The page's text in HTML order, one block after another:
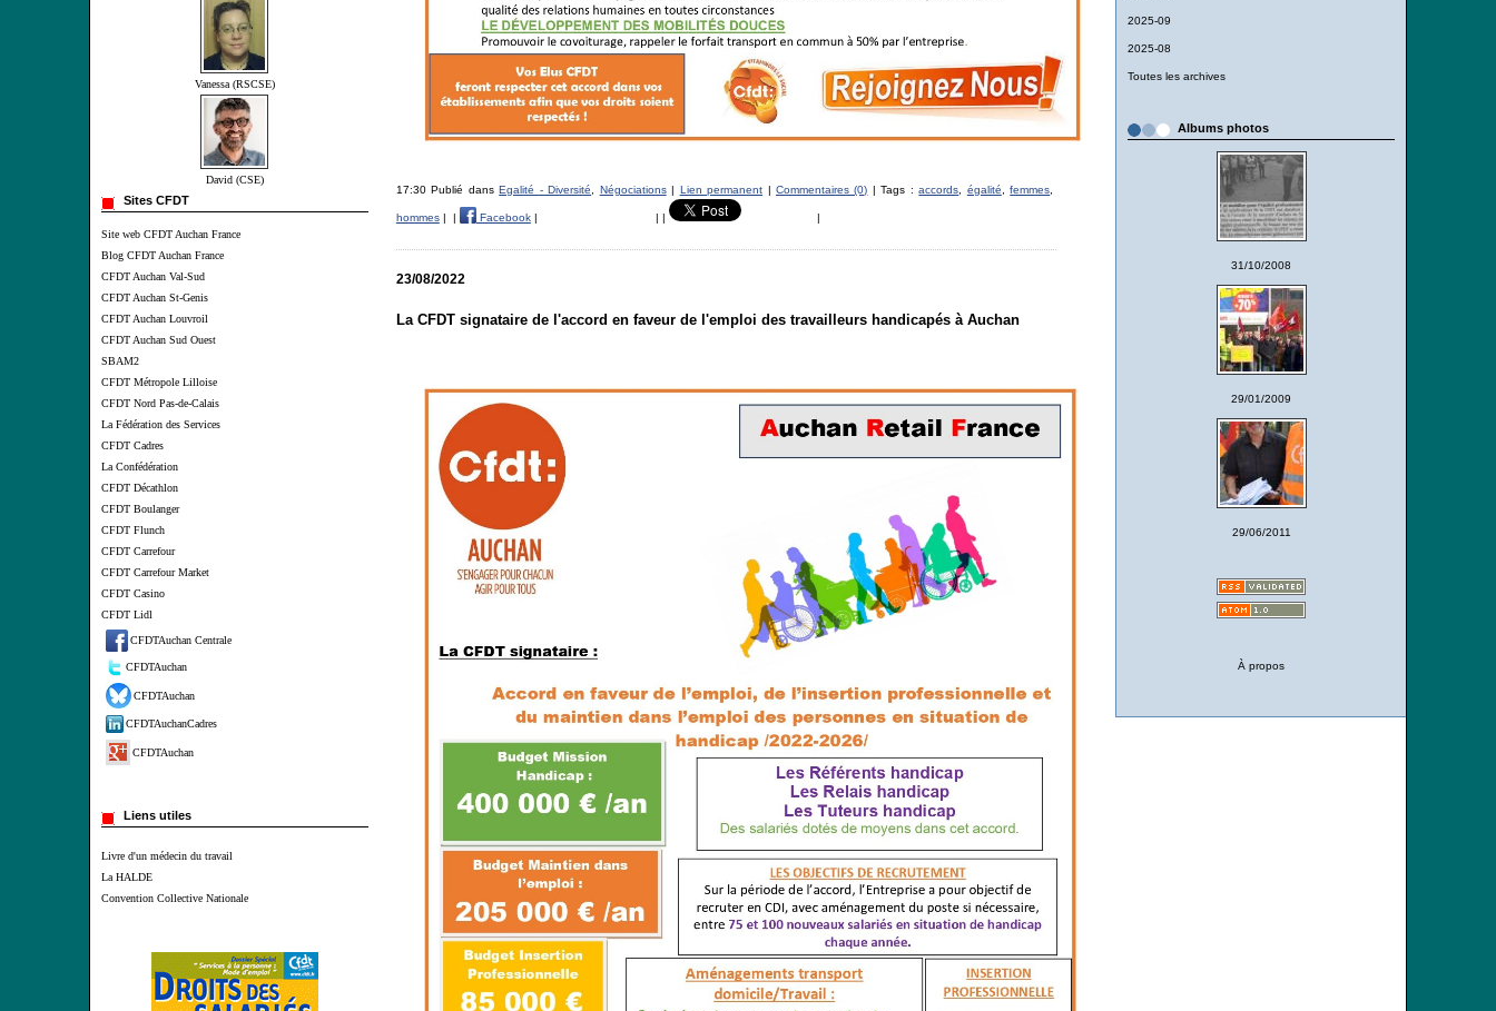
Vanessa (RSCSE)
David (CSE)
Sites CFDT
Site web CFDT Auchan France
Blog CFDT Auchan France
CFDT Auchan Val-Sud
CFDT Auchan St-Genis
CFDT Auchan Louvroil
CFDT Auchan Sud Ouest
SBAM2
CFDT Métropole Lilloise
CFDT Nord Pas-de-Calais
La Fédération des Services
CFDT Cadres
La Confédération
CFDT Décathlon
CFDT Boulanger
CFDT Flunch
CFDT Carrefour
CFDT Carrefour Market
CFDT Casino
CFDT Lidl
CFDTAuchan Centrale
CFDTAuchan
CFDTAuchan
CFDTAuchanCadres
CFDTAuchan
Liens utiles
Livre d'un médecin du travail
La HALDE
Convention Collective Nationale
2025-09
2025-08
Toutes les archives
Albums photos
31/10/2008
29/01/2009
29/06/2011
À propos
17:30 Publié dansEgalité - Diversité Négociations| Lien permanent | Commentaires (0) | Tags :accords égalité ,femmes
hommes| | Facebook| | | |
23/08/2022
La CFDT signataire de l'accord en faveur de l'emploi des travailleurs handicapés à Auchan